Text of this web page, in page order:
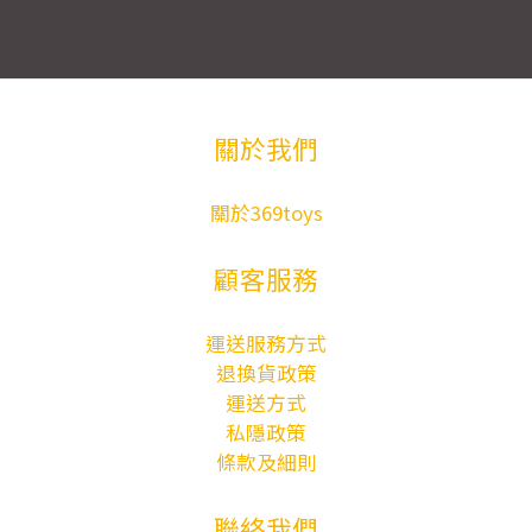
關於我們
關於369toys
顧客服務
運送服務方式
退換貨政策
運送方式
私隱政策
條款及細則